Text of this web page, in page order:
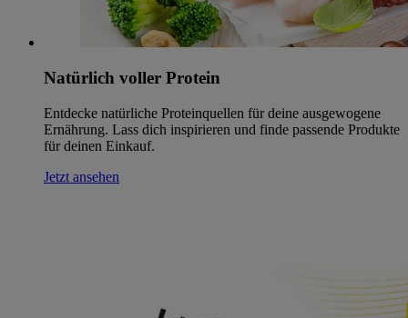
Natürlich voller Protein
Entdecke natürliche Proteinquellen für deine ausgewogene
Ernährung. Lass dich inspirieren und finde passende Produkte
für deinen Einkauf.
Jetzt ansehen